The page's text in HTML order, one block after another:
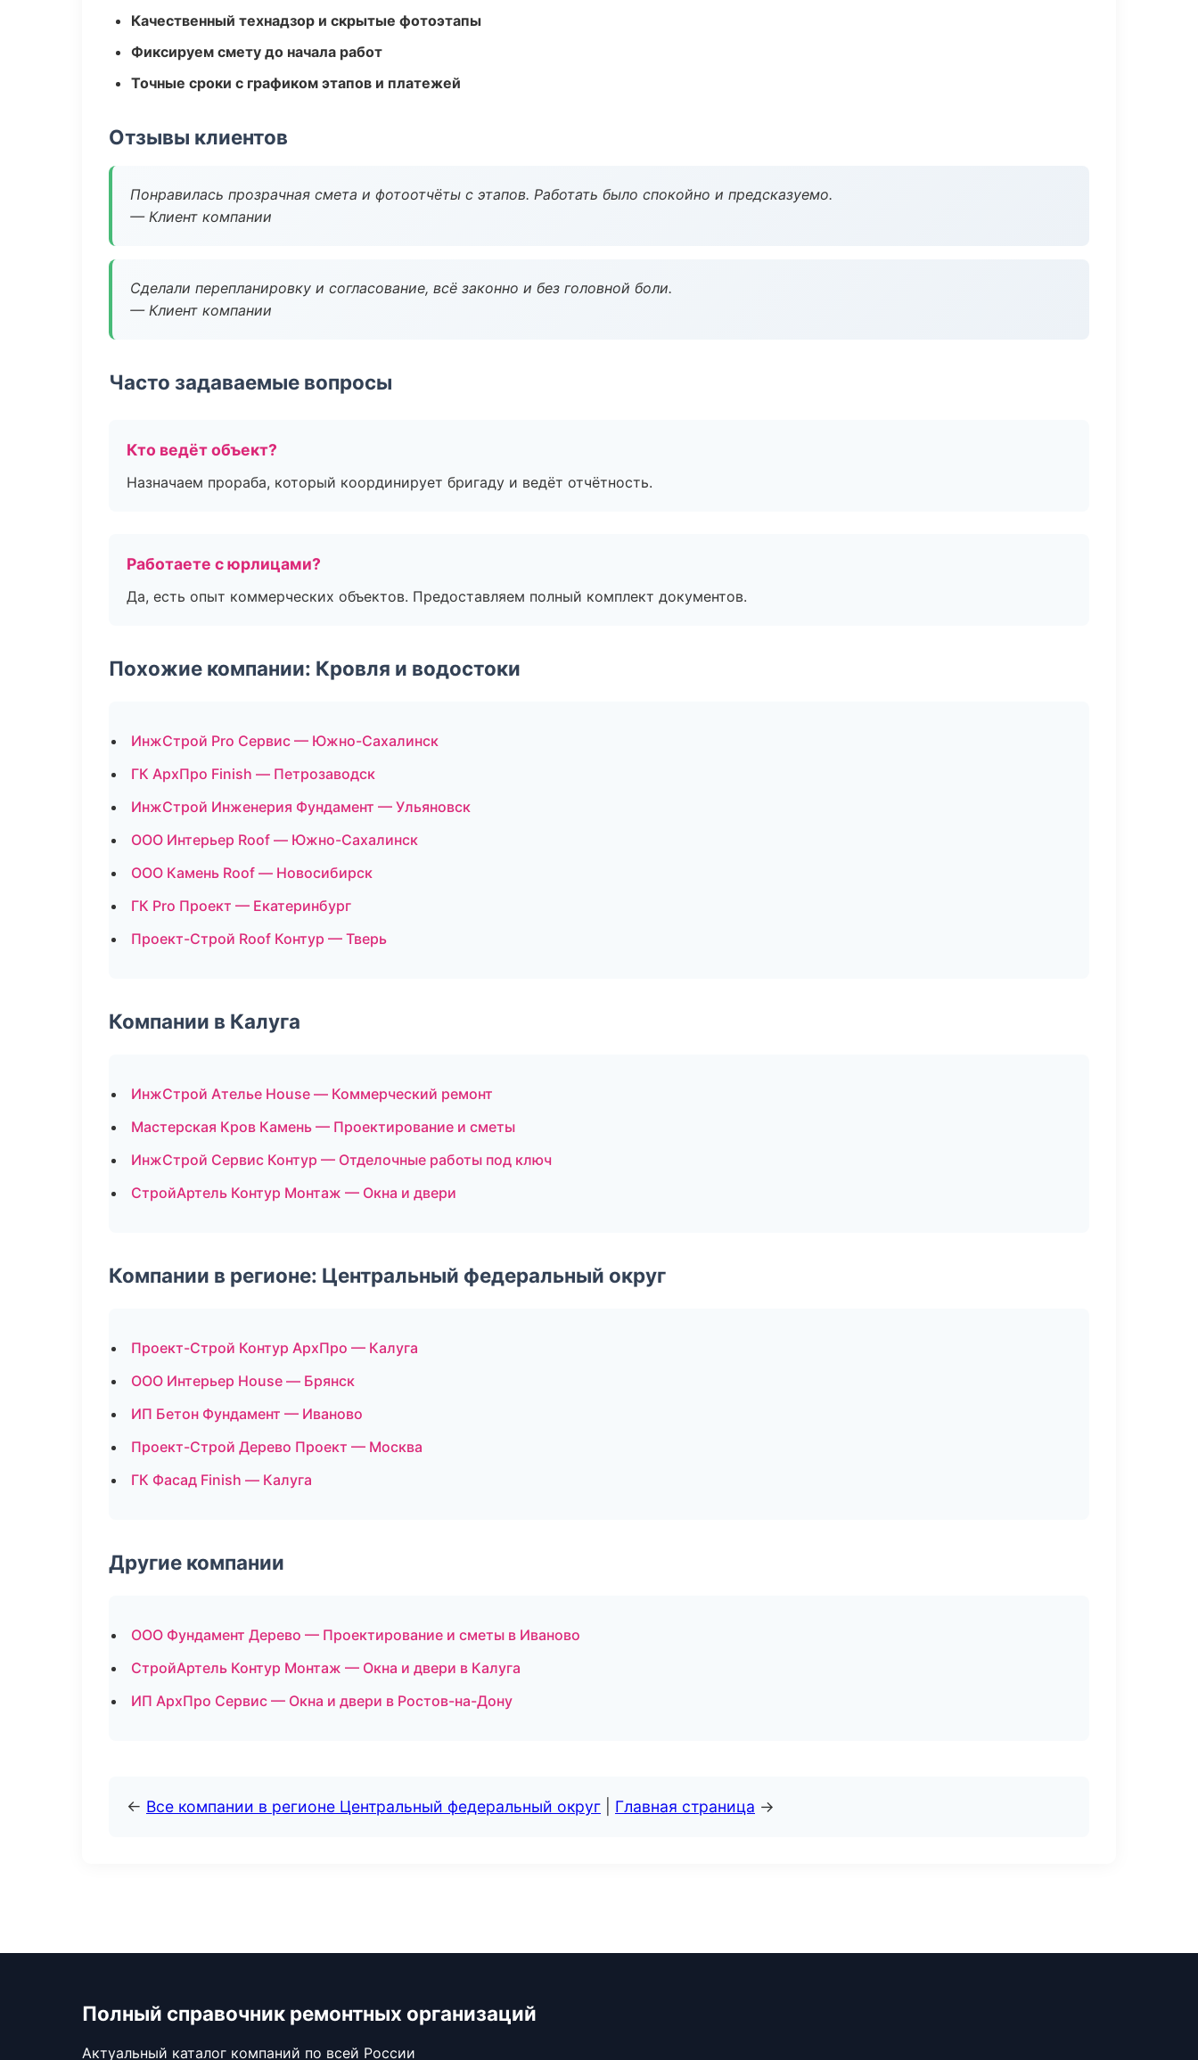
Качественный технадзор и скрытые фотоэтапы
Фиксируем смету до начала работ
Точные сроки с графиком этапов и платежей
Отзывы клиентов
Понравилась прозрачная смета и фотоотчёты с этапов. Работать было спокойно и предсказуемо.
— Клиент компании
Сделали перепланировку и согласование, всё законно и без головной боли.
— Клиент компании
Часто задаваемые вопросы
Кто ведёт объект?
Назначаем прораба, который координирует бригаду и ведёт отчётность.
Работаете с юрлицами?
Да, есть опыт коммерческих объектов. Предоставляем полный комплект документов.
Похожие компании: Кровля и водостоки
ИнжСтрой Pro Сервис — Южно-Сахалинск
ГК АрхПро Finish — Петрозаводск
ИнжСтрой Инженерия Фундамент — Ульяновск
ООО Интерьер Roof — Южно-Сахалинск
ООО Камень Roof — Новосибирск
ГК Pro Проект — Екатеринбург
Проект-Строй Roof Контур — Тверь
Компании в Калуга
ИнжСтрой Ателье House — Коммерческий ремонт
Мастерская Кров Камень — Проектирование и сметы
ИнжСтрой Сервис Контур — Отделочные работы под ключ
СтройАртель Контур Монтаж — Окна и двери
Компании в регионе: Центральный федеральный округ
Проект-Строй Контур АрхПро — Калуга
ООО Интерьер House — Брянск
ИП Бетон Фундамент — Иваново
Проект-Строй Дерево Проект — Москва
ГК Фасад Finish — Калуга
Другие компании
ООО Фундамент Дерево — Проектирование и сметы в Иваново
СтройАртель Контур Монтаж — Окна и двери в Калуга
ИП АрхПро Сервис — Окна и двери в Ростов-на-Дону
← Все компании в регионе Центральный федеральный округ Главная страница →
Полный справочник ремонтных организаций
Актуальный каталог компаний по всей России